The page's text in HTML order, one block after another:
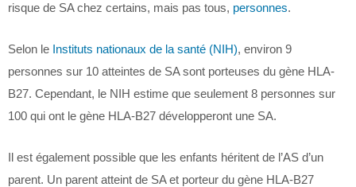
risque de SA chez certains, mais pas tous, personnes.
Selon le Instituts nationaux de la santé (NIH), environ 9
personnes sur 10 atteintes de SA sont porteuses du gène HLA-
B27. Cependant, le NIH estime que seulement 8 personnes sur
100 qui ont le gène HLA-B27 développeront une SA.
Il est également possible que les enfants héritent de l’AS d’un
parent. Un parent atteint de SA et porteur du gène HLA-B27